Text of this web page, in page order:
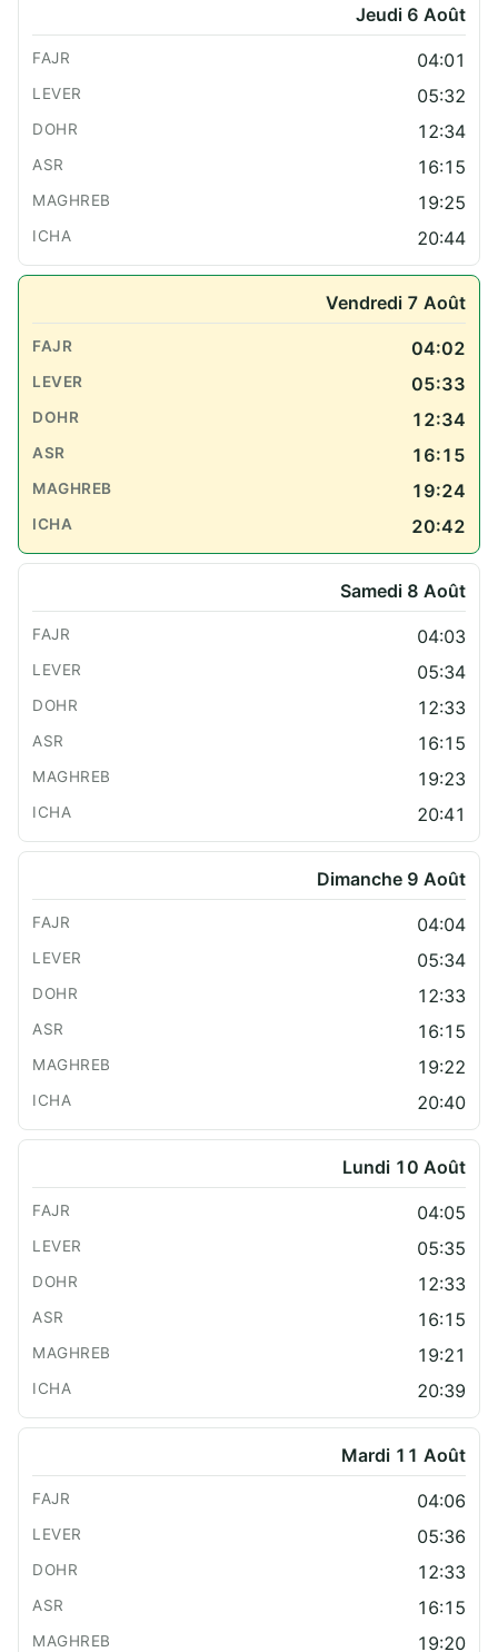
Jeudi 6 Août
04:01
05:32
12:34
16:15
19:25
20:44
Vendredi 7 Août
04:02
05:33
12:34
16:15
19:24
20:42
Samedi 8 Août
04:03
05:34
12:33
16:15
19:23
20:41
Dimanche 9 Août
04:04
05:34
12:33
16:15
19:22
20:40
Lundi 10 Août
04:05
05:35
12:33
16:15
19:21
20:39
Mardi 11 Août
04:06
05:36
12:33
16:15
19:20